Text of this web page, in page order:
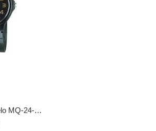
Reloj CASIO Modelo MQ-24-1B2 Negro Unisex